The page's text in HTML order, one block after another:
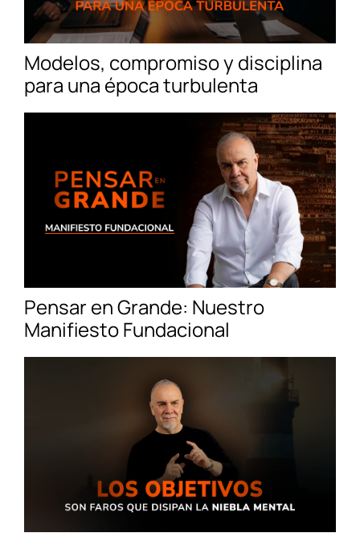
Modelos, compromiso y disciplina
para una época turbulenta
Pensar en Grande: Nuestro
Manifiesto Fundacional